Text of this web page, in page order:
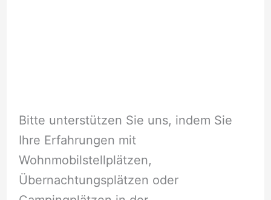
Bitte unterstützen Sie uns, indem Sie
Ihre Erfahrungen mit
Wohnmobilstellplätzen,
Übernachtungsplätzen oder